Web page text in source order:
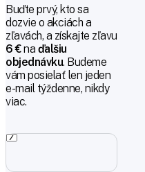
Buďte prvý, kto sa
dozvie o akciách a
zľavách, a získajte zľavu
6 €na ďalšiu
objednávku. Budeme
vám posielať len jeden
e-mail týždenne, nikdy
viac.